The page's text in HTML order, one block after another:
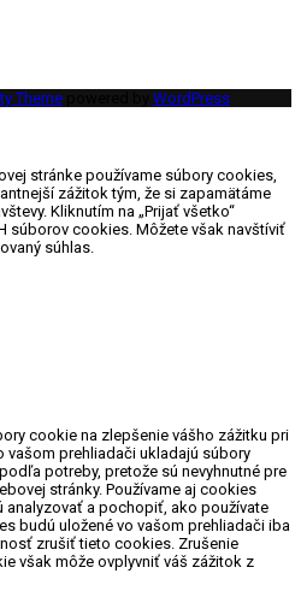
Theme WordPress
stránke používame súbory cookies,
zážitok tým, že si zapamätáme
Kliknutím na „Prijať všetko“
súborov cookies. Môžete však navštíviť
súhlas.
cookie na zlepšenie vášho zážitku pri
vašom prehliadači ukladajú súbory
potreby, pretože sú nevyhnutné pre
stránky. Používame aj cookies
analyzovať a pochopiť, ako používate
budú uložené vo vašom prehliadači iba
zrušiť tieto cookies. Zrušenie
však môže ovplyvniť váš zážitok z